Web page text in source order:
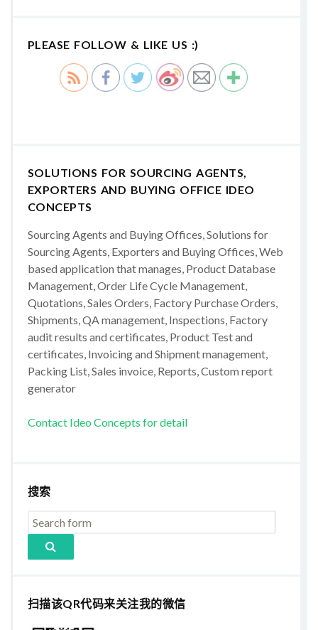
PLEASE FOLLOW & LIKE US :)
SOLUTIONS FOR SOURCING AGENTS,
EXPORTERS AND BUYING OFFICE IDEO
CONCEPTS
Sourcing Agents and Buying Offices, Solutions for
Sourcing Agents, Exporters and Buying Offices, Web
based application that manages, Product Database
Management, Order Life Cycle Management,
Quotations, Sales Orders, Factory Purchase Orders,
Shipments, QA management, Inspections, Factory
audit results and certificates, Product Test and
certificates, Invoicing and Shipment management,
Packing List, Sales invoice, Reports, Custom report
generator
Contact Ideo Concepts for detail
搜索
扫描该QR代码来关注我的微信